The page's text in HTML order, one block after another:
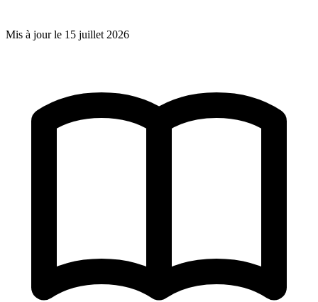
Mis à jour le 15 juillet 2026